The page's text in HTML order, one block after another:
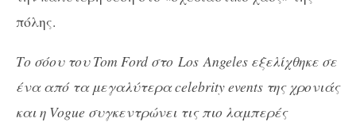
πόλης.
Το σόου του Tom Ford στο Los Angeles εξελίχθηκε σε
ένα από τα μεγαλύτερα celebrity events της χρονιάς
και η Vogue συγκεντρώνει τις πιο λαμπερές